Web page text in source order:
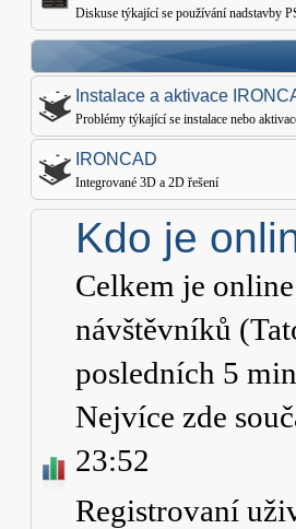
Diskuse týkající se používání nadstavby
Instalace a aktivace
Problémy týkající se instalace nebo
IRONCAD
Integrované 3D a 2D řešení
Kdo je
Celkem je online
návštěvníků
posledních 5
Nejvíce zde
23:52
Registrovaní